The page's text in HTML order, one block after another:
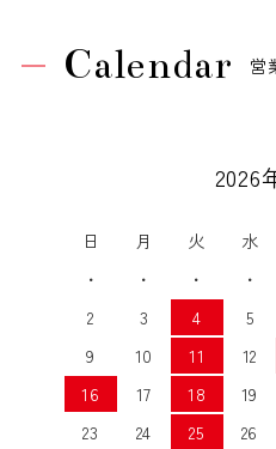
Calendar 営
2026
日 月 火 水
・
・ ・ ・
2
3 4 5
9
10 11 12
16
17 18 19
23
24 25 26